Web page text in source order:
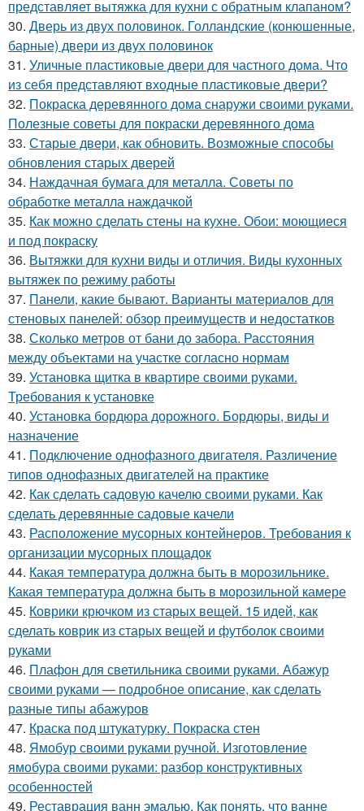
представляет вытяжка для кухни с обратным клапаном?
30. Дверь из двух половинок. Голландские (конюшенные,
барные) двери из двух половинок
31. Уличные пластиковые двери для частного дома. Что
из себя представляют входные пластиковые двери?
32. Покраска деревянного дома снаружи своими руками.
Полезные советы для покраски деревянного дома
33. Старые двери, как обновить. Возможные способы
обновления старых дверей
34. Наждачная бумага для металла. Советы по
обработке металла наждачкой
35. Как можно сделать стены на кухне. Обои: моющиеся
и под покраску
36. Вытяжки для кухни виды и отличия. Виды кухонных
вытяжек по режиму работы
37. Панели, какие бывают. Варианты материалов для
стеновых панелей: обзор преимуществ и недостатков
38. Сколько метров от бани до забора. Расстояния
между объектами на участке согласно нормам
39. Установка щитка в квартире своими руками.
Требования к установке
40. Установка бордюра дорожного. Бордюры, виды и
назначение
41. Подключение однофазного двигателя. Различение
типов однофазных двигателей на практике
42. Как сделать садовую качелю своими руками. Как
сделать деревянные садовые качели
43. Расположение мусорных контейнеров. Требования к
организации мусорных площадок
44. Какая температура должна быть в морозильнике.
Какая температура должна быть в морозильной камере
45. Коврики крючком из старых вещей. 15 идей, как
сделать коврик из старых вещей и футболок своими
руками
46. Плафон для светильника своими руками. Абажур
своими руками — подробное описание, как сделать
разные типы абажуров
47. Краска под штукатурку. Покраска стен
48. Ямобур своими руками ручной. Изготовление
ямобура своими руками: разбор конструктивных
особенностей
49. Реставрация ванн эмалью. Как понять, что ванне